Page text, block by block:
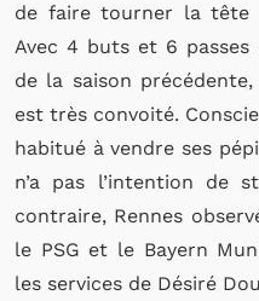
de faire tourner la tête
Avec 4 buts et 6 passes
de la saison
est très convoité.
habitué à vendre ses
n’a pas l’intention de
contraire, Rennes
le PSG et le Bayern
les services de Désiré